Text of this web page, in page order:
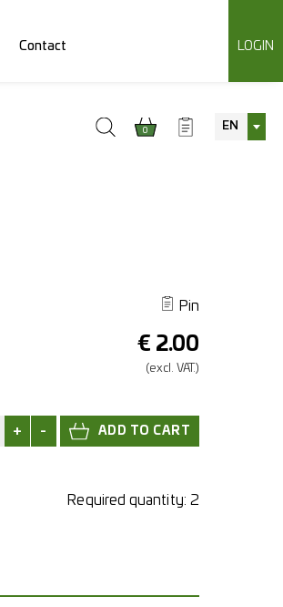
Contact LOGIN
0 EN
Pin
€ 2.00
(excl. VAT.)
+ -
Required quantity: 2